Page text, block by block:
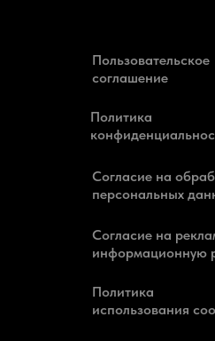
Политика
Согласие на
информационную
Пользовательское
соглашение
Согласие на
персональных
Политика
использования